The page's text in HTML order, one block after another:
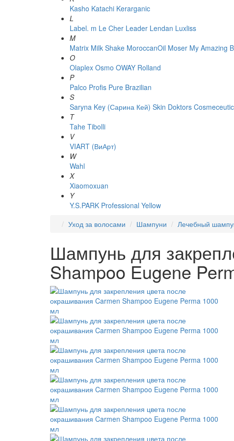
Kasho Katachi Kerarganic
L
Label. m Le Cher Leader Lendan Luxliss
M
Matrix Milk Shake MoroccanOil Moser My Amazing
O
Olaplex Osmo OWAY Rolland
P
Palco Profis Pure Brazilian
S
Saryna Key (Сарина Кей) Skin Doktors
T
Tahe Tibolli
V
VIART (ВиАрт)
W
Wahl
X
Xiaomoxuan
Y
Y.S.PARK Professional Yellow
Уход за волосами
Шампуни Лечебный
Шампунь для
Shampoo Eugene